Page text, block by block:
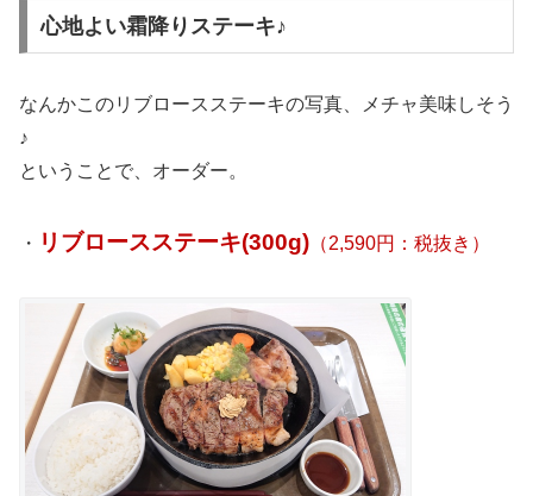
心地よい霜降りステーキ♪
なんかこのリブロースステーキの写真、メチャ美味しそう
♪
ということで、オーダー。
・ リブロースステーキ(300g) （2,590円：税抜き）